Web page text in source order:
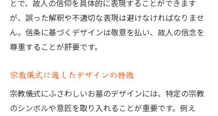
とで、故人の信仰を具体的に表現することができます
が、誤った解釈や不適切な表現は避けなければなりませ
ん。信条に基づくデザインは敬意を払い、故人の信念を
尊重することが肝要です。
宗教儀式に適したデザインの特徴
宗教儀式にふさわしいお墓のデザインには、特定の宗教
のシンボルや意匠を取り入れることが重要です。例え